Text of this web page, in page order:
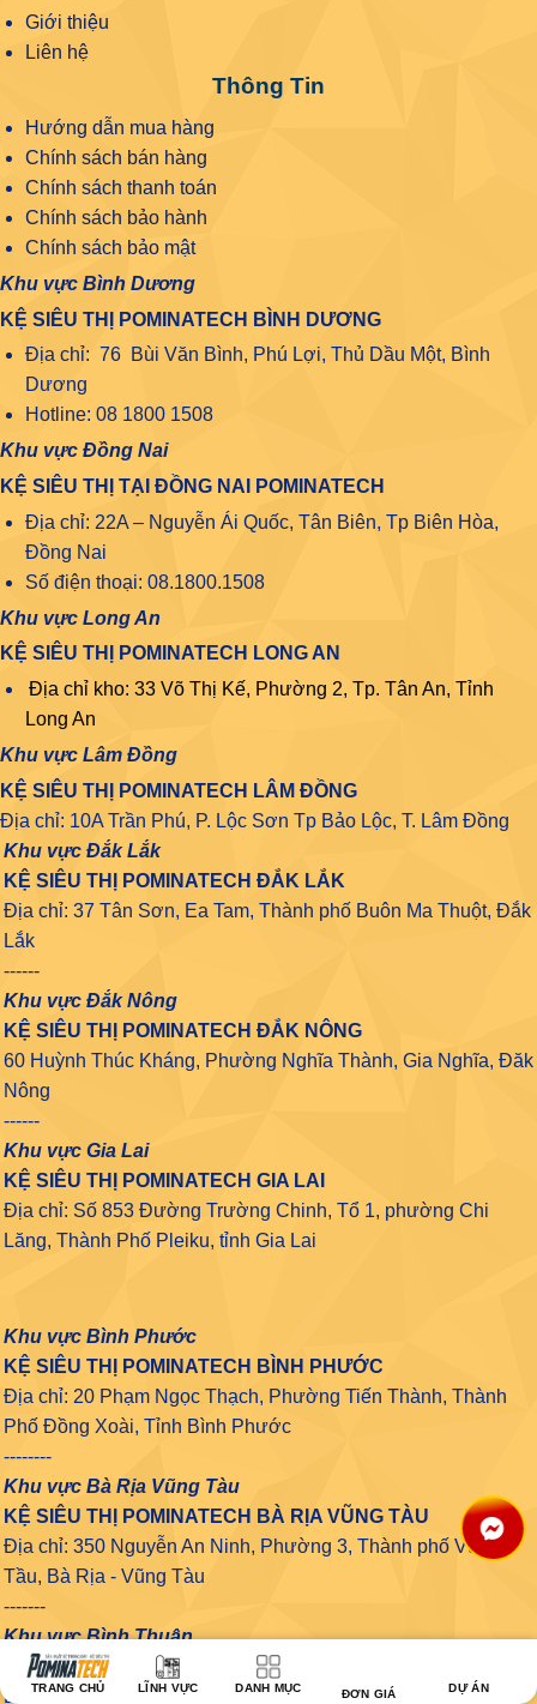
Giới thiệu
Liên hệ
Thông Tin
Hướng dẫn mua hàng
Chính sách bán hàng
Chính sách thanh toán
Chính sách bảo hành
Chính sách bảo mật
Khu vực Bình Dương
KỆ SIÊU THỊ POMINATECH BÌNH DƯƠNG
Địa chỉ: 76 Bùi Văn Bình, Phú Lợi, Thủ Dầu Một, Bình
Dương
Hotline: 08 1800 1508
Khu vực Đồng Nai
KỆ SIÊU THỊ TẠI ĐỒNG NAI POMINATECH
Địa chỉ: 22A – Nguyễn Ái Quốc, Tân Biên, Tp Biên Hòa,
Đồng Nai
Số điện thoại: 08.1800.1508
Khu vực Long An
KỆ SIÊU THỊ POMINATECH LONG AN
Địa chỉ kho: 33 Võ Thị Kế, Phường 2, Tp. Tân An, Tỉnh
Long An
Khu vực Lâm Đồng
KỆ SIÊU THỊ POMINATECH LÂM ĐỒNG
Địa chỉ: 10A Trần Phú, P. Lộc Sơn Tp Bảo Lộc, T. Lâm Đồng
Khu vực Đắk Lắk
KỆ SIÊU THỊ POMINATECH ĐẮK LẮK
Địa chỉ: 37 Tân Sơn, Ea Tam, Thành phố Buôn Ma Thuột, Đắk
Lắk
------
Khu vực Đắk Nông
KỆ SIÊU THỊ POMINATECH ĐẮK NÔNG
60 Huỳnh Thúc Kháng, Phường Nghĩa Thành, Gia Nghĩa, Đăk
Nông
------
Khu vực Gia Lai
KỆ SIÊU THỊ POMINATECH GIA LAI
Địa chỉ: Số 853 Đường Trường Chinh, Tổ 1, phường Chi
Lăng, Thành Phố Pleiku, tỉnh Gia Lai
Khu vực Bình Phước
KỆ SIÊU THỊ POMINATECH BÌNH PHƯỚC
Địa chỉ: 20 Phạm Ngọc Thạch, Phường Tiến Thành, Thành
Phố Đồng Xoài, Tỉnh Bình Phước
--------
Khu vực Bà Rịa Vũng Tàu
KỆ SIÊU THỊ POMINATECH BÀ RỊA VŨNG TÀU
Địa chỉ: 350 Nguyễn An Ninh, Phường 3, Thành phố Vũng
Tầu, Bà Rịa - Vũng Tàu
-------
Khu vực Bình Thuận
KỆ SIÊU THỊ POMINATECH BÌNH THUẬN
Địa chỉ: 31 Đường Lê Đại Hành, Phú Thuỷ, Thành phố Phan
TRANG CHỦ LĨNH VỰC DANH MỤC ĐƠN GIÁ DỰ ÁN